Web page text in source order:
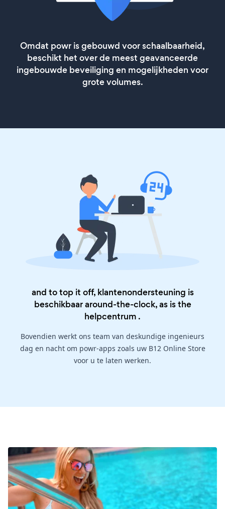
Omdat powr is gebouwd voor schaalbaarheid,
beschikt het over de meest geavanceerde
ingebouwde beveiliging en mogelijkheden voor
grote volumes.
and to top it off, klantenondersteuning is
beschikbaar around-the-clock, as is the
helpcentrum .
Bovendien werkt ons team van deskundige ingenieurs
dag en nacht om powr-apps zoals uw B12 Online Store
voor u te laten werken.